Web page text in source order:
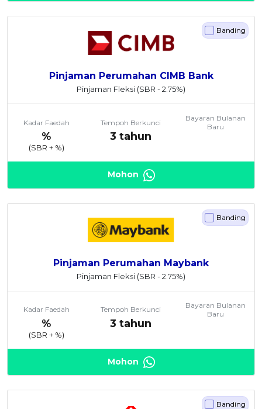
Pinjaman Perumahan CIMB Bank
Pinjaman Fleksi (SBR - 2.75%)
Kadar Faedah
%
(SBR + %)
Tempoh Berkunci
3 tahun
Bayaran Bulanan
Baru
Banding
Mohon
Pinjaman Perumahan Maybank
Pinjaman Fleksi (SBR - 2.75%)
Kadar Faedah
%
(SBR + %)
Tempoh Berkunci
3 tahun
Bayaran Bulanan
Baru
Banding
Mohon
Banding